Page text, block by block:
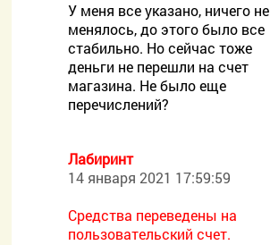
У меня все указано, ничего не
менялось, до этого было все
стабильно. Но сейчас тоже
деньги не перешли на счет
магазина. Не было еще
перечислений?
Лабиринт
14 января 2021 17:59:59
Средства переведены на
пользовательский счет.